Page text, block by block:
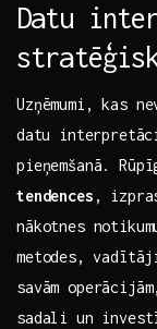
Datu
Uzņēmumi, ​kas​
⁤datu
pieņemšanā.
tendences ,
nākotnes
metodes,⁣
savām
sadali ​un